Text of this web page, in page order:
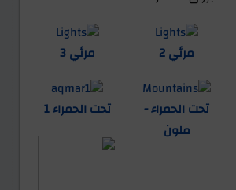
مرئي 2 مرئي 3
تحت الحمراء -
ملون
تحت الحمراء 1